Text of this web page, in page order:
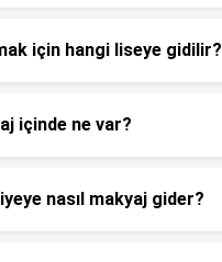
için hangi liseye gidilir?
içinde ne var?
nasıl makyaj gider?